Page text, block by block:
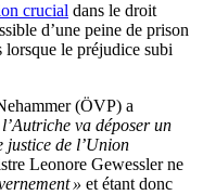
crucial dans le droit
d’une peine de prison
lorsque le préjudice subi
(ÖVP) a
l’Autriche va déposer un
justice de l’Union
Leonore Gewessler ne
» et étant donc